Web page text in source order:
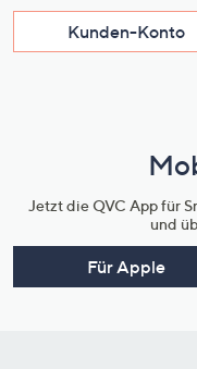
Kunden-Konto
Jetzt die QVC App für
und
Für Apple